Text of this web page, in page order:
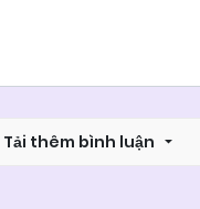
Tải thêm bình luận